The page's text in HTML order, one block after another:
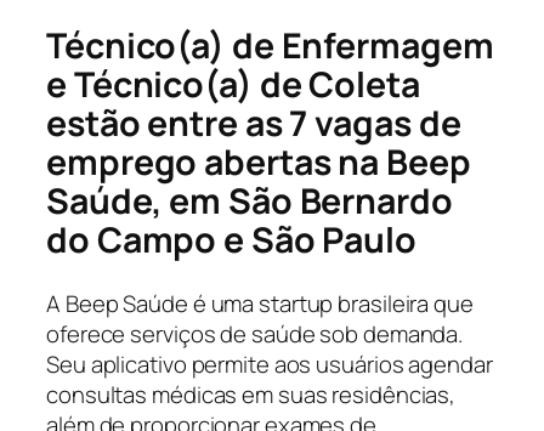
Técnico(a) de Enfermagem
e Técnico(a) de Coleta
estão entre as 7 vagas de
emprego abertas na Beep
Saúde, em São Bernardo
do Campo e São Paulo
A Beep Saúde é uma startup brasileira que
oferece serviços de saúde sob demanda.
Seu aplicativo permite aos usuários agendar
consultas médicas em suas residências,